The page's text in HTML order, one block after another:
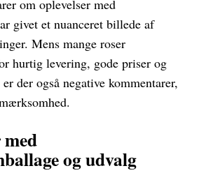
om oplevelser med
givet et nuanceret billede af
Mens mange roser
hurtig levering, gode priser og
der også negative kommentarer,
og udvalg